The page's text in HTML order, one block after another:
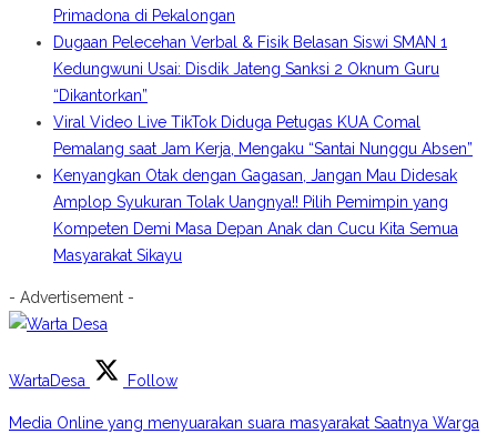
Primadona di Pekalongan
Dugaan Pelecehan Verbal & Fisik Belasan Siswi SMAN 1
Kedungwuni Usai: Disdik Jateng Sanksi 2 Oknum Guru
“Dikantorkan”
Viral Video Live TikTok Diduga Petugas KUA Comal
Pemalang saat Jam Kerja, Mengaku “Santai Nunggu Absen”
Kenyangkan Otak dengan Gagasan, Jangan Mau Didesak
Amplop Syukuran Tolak Uangnya!! Pilih Pemimpin yang
Kompeten Demi Masa Depan Anak dan Cucu Kita Semua
Masyarakat Sikayu
- Advertisement -
WartaDesa Follow
Media Online yang menyuarakan suara masyarakat Saatnya Warga